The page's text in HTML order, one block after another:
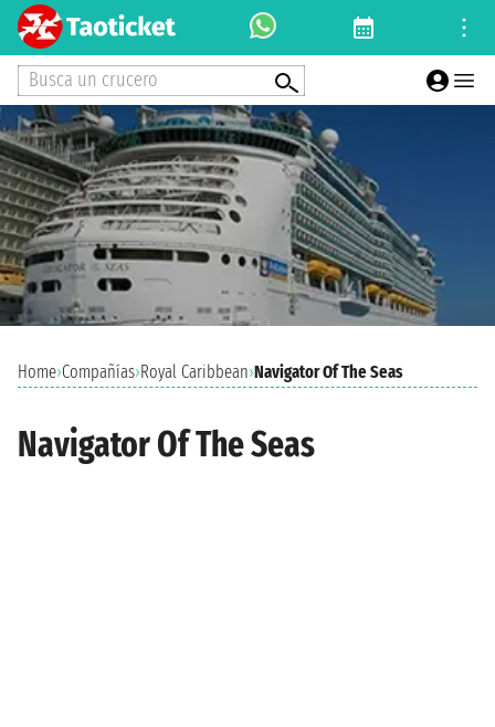
Busca un crucero
Home›Compañías›Royal Caribbean›Navigator Of The Seas
Navigator Of The Seas